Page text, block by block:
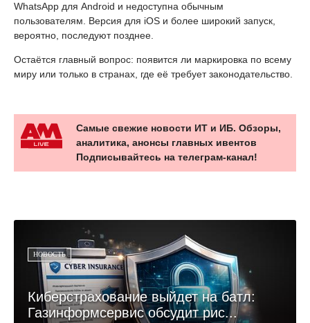
WhatsApp для Android и недоступна обычным
пользователям. Версия для iOS и более широкий запуск,
вероятно, последуют позднее.
Остаётся главный вопрос: появится ли маркировка по всему
миру или только в странах, где её требует законодательство.
Самые свежие новости ИТ и ИБ. Обзоры,
аналитика, анонсы главных ивентов
Подписывайтесь на телеграм-канал!
НОВОСТЬ
Киберстрахование выйдет на батл:
Газинформсервис обсудит рис...